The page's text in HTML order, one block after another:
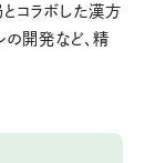
コラボした漢方
開発など、精